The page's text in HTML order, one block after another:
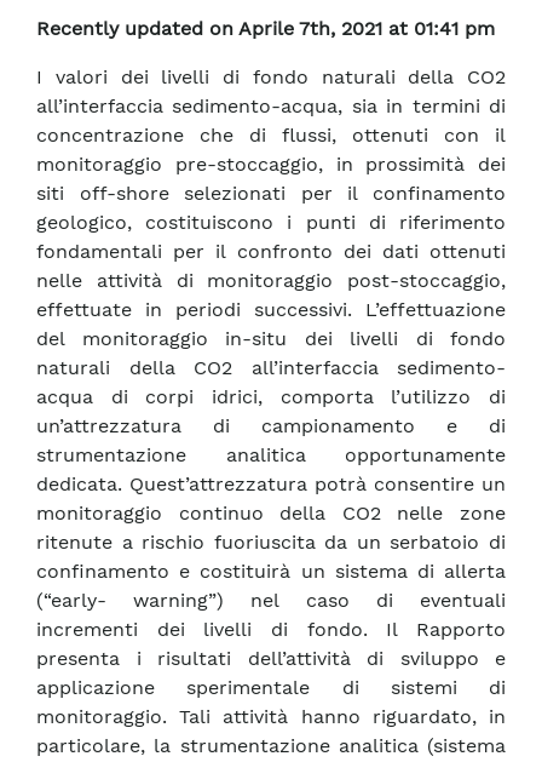
Recently updated on Aprile 7th, 2021 at 01:41 pm
I valori dei livelli di fondo naturali della CO2
all’interfaccia sedimento-acqua, sia in termini di
concentrazione che di flussi, ottenuti con il
monitoraggio pre-stoccaggio, in prossimità dei
siti off-shore selezionati per il confinamento
geologico, costituiscono i punti di riferimento
fondamentali per il confronto dei dati ottenuti
nelle attività di monitoraggio post-stoccaggio,
effettuate in periodi successivi. L’effettuazione
del monitoraggio in-situ dei livelli di fondo
naturali della CO2 all’interfaccia sedimento-
acqua di corpi idrici, comporta l’utilizzo di
un’attrezzatura di campionamento e di
strumentazione analitica opportunamente
dedicata. Quest’attrezzatura potrà consentire un
monitoraggio continuo della CO2 nelle zone
ritenute a rischio fuoriuscita da un serbatoio di
confinamento e costituirà un sistema di allerta
(“early- warning”) nel caso di eventuali
incrementi dei livelli di fondo. Il Rapporto
presenta i risultati dell’attività di sviluppo e
applicazione sperimentale di sistemi di
monitoraggio. Tali attività hanno riguardato, in
particolare, la strumentazione analitica (sistema